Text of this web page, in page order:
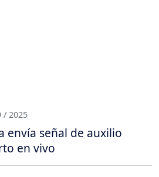
/ 2025
envía señal de auxilio
en vivo